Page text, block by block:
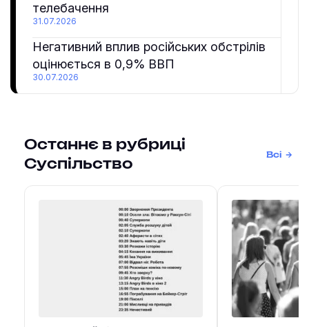
телебачення
31.07.2026
Негативний вплив російських обстрілів
оцінюється в 0,9% ВВП
30.07.2026
Останнє в рубриці
Суспільство
Всі